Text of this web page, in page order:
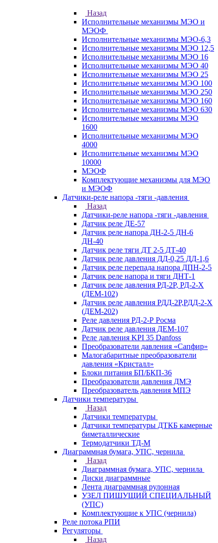
Назад
Исполнительные механизмы МЭО и
МЭОФ
Исполнительные механизмы МЭО-6,3
Исполнительные механизмы МЭО 12,5
Исполнительные механизмы МЭО 16
Исполнительные механизмы МЭО 40
Исполнительные механизмы МЭО 25
Исполнительные механизмы МЭО 100
Исполнительные механизмы МЭО 250
Исполнительные механизмы МЭО 160
Исполнительные механизмы МЭО 630
Исполнительные механизмы МЭО
1600
Исполнительные механизмы МЭО
4000
Исполнительные механизмы МЭО
10000
МЭОФ
Комплектующие механизмы для МЭО
и МЭОФ
Датчики-реле напора -тяги -давления
Назад
Датчики-реле напора -тяги -давления
Датчик реле ДЕ-57
Датчик реле напора ДН-2-5 ДН-6
ДН-40
Датчик реле тяги ДТ 2-5 ДТ-40
Датчик реле давления ДД-0,25 ДД-1,6
Датчик реле перепада напора ДПН-2-5
Датчик реле напора и тяги ДНТ-1
Датчик реле давления РД-2Р, РД-2-Х
(ДЕМ-102)
Датчик реле давления РДД-2Р,РДД-2-Х
(ДЕМ-202)
Реле давления РД-2-Р Росма
Датчик реле давления ДЕМ-107
Реле давления KPI 35 Danfoss
Преобразователи давления «Сапфир»
Малогабаритные преобразователи
давления «Кристалл»
Блоки питания БП/БКП-36
Преобразователи давления ДМЭ
Преобразователь давления МПЭ
Датчики температуры
Назад
Датчики температуры
Датчики температуры ДТКБ камерные
биметаллические
Термодатчики ТД-М
Диаграммная бумага, УПС, чернила
Назад
Диаграммная бумага, УПС, чернила
Диски диаграммные
Лента диаграммная рулонная
УЗЕЛ ПИШУЩИЙ СПЕЦИАЛЬНЫЙ
(УПС)
Комплектующие к УПС (чернила)
Реле потока РПИ
Регуляторы
Назад